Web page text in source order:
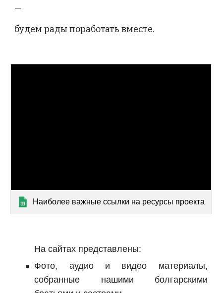
—
будем рады поработать вместе.
Наиболее важные ссылки на ресурсы проекта
На сайтах представлены:
Фото, аудио и видео
материалы,
собранные нашими болгарскими